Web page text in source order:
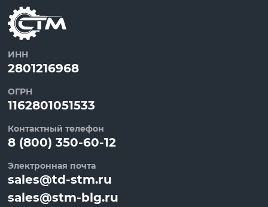
ИНН
2801216968
ОГРН
1162801051533
Контактный телефон
8 (800) 350-60-12
Электронная почта
sales@td-stm.ru
sales@stm-blg.ru